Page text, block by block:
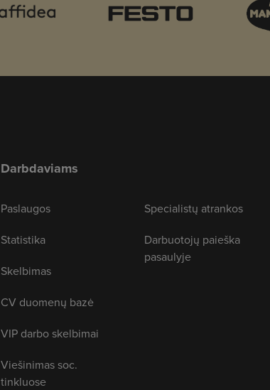
Darbdaviams
Paslaugos
Statistika
Skelbimas
CV duomenų bazė
VIP darbo skelbimai
Viešinimas soc.
tinkluose
Specialistų atrankos
Darbuotojų paieška
pasaulyje